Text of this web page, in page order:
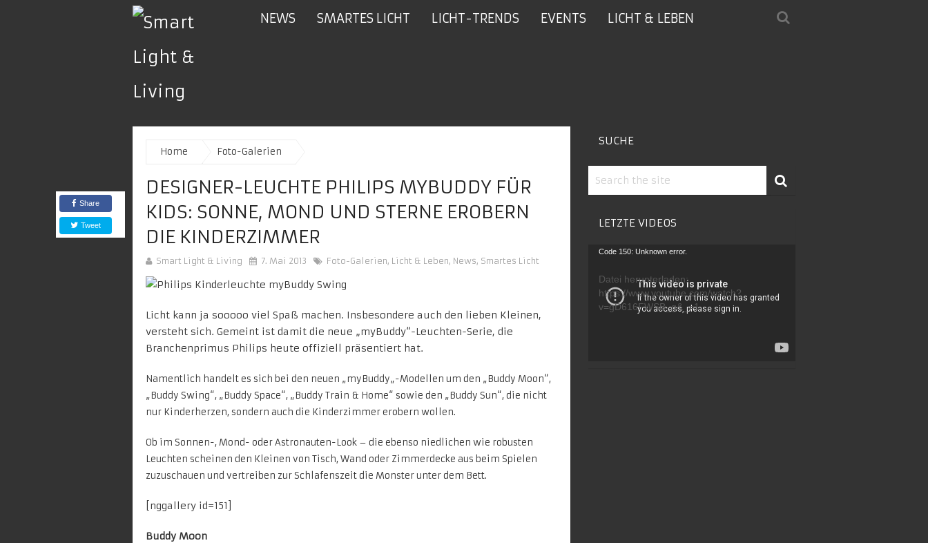
NEWS SMARTES LICHT LICHT-TRENDS EVENTS LICHT & LEBEN
Home Foto-Galerien
DESIGNER-LEUCHTE PHILIPS MYBUDDY FÜR
KIDS: SONNE, MOND UND STERNE EROBERN
DIE KINDERZIMMER
Smart Light & Living 7. Mai 2013 Foto-Galerien, Licht & Leben, News, Smartes Licht
Share
Tweet
Licht kann ja sooooo viel Spaß machen. Insbesondere auch den lieben Kleinen,
versteht sich. Gemeint ist damit die neue „myBuddy“-Leuchten-Serie, die
Branchenprimus Philips heute offiziell präsentiert hat.
Namentlich handelt es sich bei den neuen „myBuddy„-Modellen um den „Buddy Moon“,
„Buddy Swing“, „Buddy Space“, „Buddy Train & Home“ sowie den „Buddy Sun“, die nicht
nur Kinderherzen, sondern auch die Kinderzimmer erobern wollen.
Ob im Sonnen-, Mond- oder Astronauten-Look – die ebenso niedlichen wie robusten
Leuchten scheinen den Kleinen von Tisch, Wand oder Zimmerdecke aus beim Spielen
zuzuschauen und vertreiben zur Schlafenszeit die Monster unter dem Bett.
[nggallery id=151]
Buddy Moon
SUCHE
LETZTE VIDEOS
Video-
Code 150: Unknown error.
Datei herunterladen:
https://www.youtube.com/watch?
v=gD616FWSB_g&_=1